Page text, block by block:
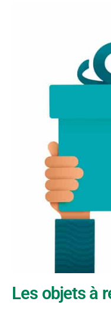
Les objets à